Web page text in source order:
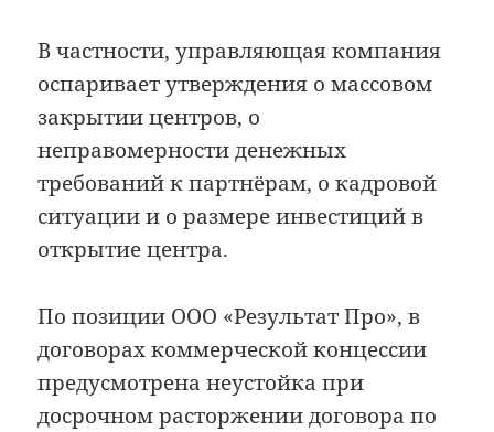
В частности, управляющая компания
оспаривает утверждения о массовом
закрытии центров, о
неправомерности денежных
требований к партнёрам, о кадровой
ситуации и о размере инвестиций в
открытие центра.
По позиции ООО «Результат Про», в
договорах коммерческой концессии
предусмотрена неустойка при
досрочном расторжении договора по